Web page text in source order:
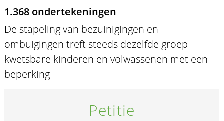
1.368 ondertekeningen
De stapeling van bezuinigingen en
ombuigingen treft steeds dezelfde groep
kwetsbare kinderen en volwassenen met een
beperking
Petitie